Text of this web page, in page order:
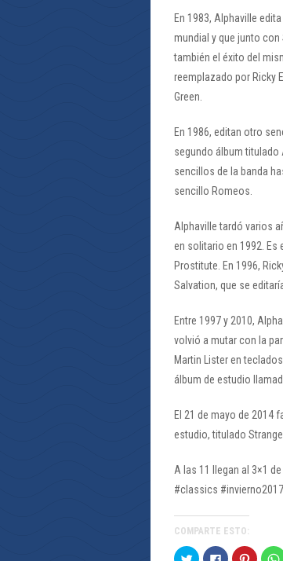
En 1983, Alphaville
mundial y que junto con
también el éxito del
reemplazado por Ricky
Green.
En 1986, editan otro
segundo álbum
sencillos de la banda
sencillo Romeos.
Alphaville tardó varios
en solitario en 1992. Es
Prostitute. En 1996,
Salvation, que se
Entre 1997 y 2010,
volvió a mutar con la
Martin Lister en
álbum de estudio
El 21 de mayo de 2014
estudio, titulado
A las 11 llegan al 3×1
#classics
COMPARTE ESTO:
Haz Haz Haz